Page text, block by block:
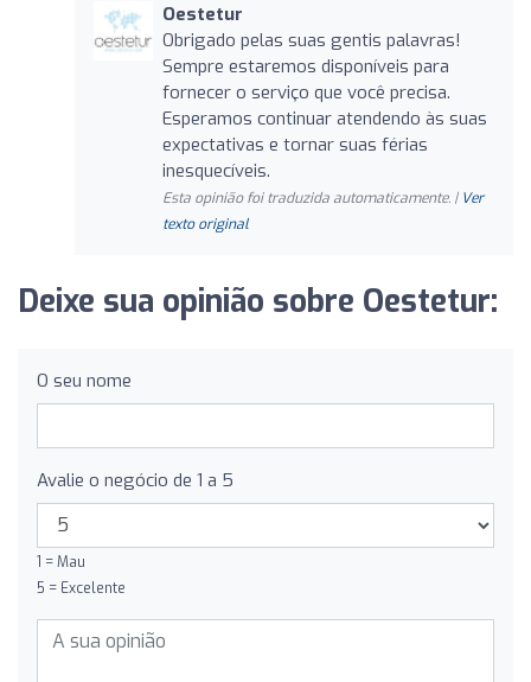
Oestetur
Obrigado pelas suas gentis palavras!
Sempre estaremos disponíveis para
fornecer o serviço que você precisa.
Esperamos continuar atendendo às suas
expectativas e tornar suas férias
inesquecíveis.
Esta opinião foi traduzida automaticamente. | Ver
texto original
Deixe sua opinião sobre Oestetur:
O seu nome
Avalie o negócio de 1 a 5
1 = Mau
5 = Excelente